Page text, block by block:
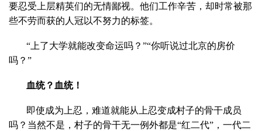
要忍受上层精英们的无情鄙视。他们工作辛苦，却时常被那
些不劳而获的人冠以不努力的标签。
“上了大学就能改变命运吗？”“你听说过北京的房价
吗？”
血统？血统！
即使成为上忍，难道就能从上忍变成村子的骨干成员
吗？当然不是，村子的骨干无一例外都是“红二代”，一代二